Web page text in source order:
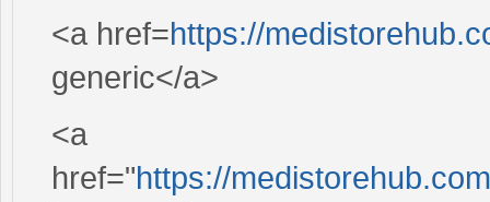
<a href=https://
generic</a>
<a
href="https://